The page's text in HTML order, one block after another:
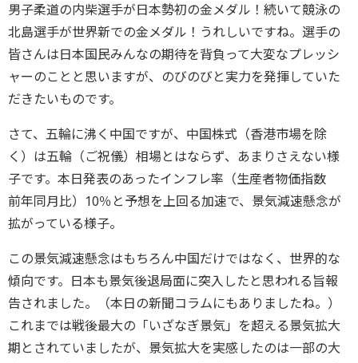
男子柔道の内柴選手が日本勢初の金メダル！続いて競泳の
北島選手が世界新での金メダル！うれしいですね。選手の
皆さんは日本国民みんなの期待を背負って大変なプレッシ
ャーのことと思いますが、のびのびと実力を発揮していた
だきたいものです。
さて、五輪に沸く中国ですが、中国株式（香港市場を除
く）は五輪（ご祝儀）相場とはならず、あまりさえない様
子です。本日発表のあったインフレ率（生産者物価指数
前年同月比）10％と予想を上回る加速で、景気減速懸念が
拡がっている様子。
この景気減速懸念はもちろん中国だけではなく、世界的な
傾向です。日本も景気後退局面に突入したと思われる旨報
告されました。（本日の新聞コラムにもありましたね。）
これまでは戦後最大の「いざなぎ景気」を超える景気拡大
期とされていましたが、景気拡大を実感したのは一部の大